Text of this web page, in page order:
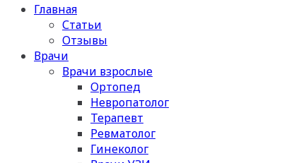
Главная
Статьи
Отзывы
Врачи
Врачи взрослые
Ортопед
Невропатолог
Терапевт
Ревматолог
Гинеколог